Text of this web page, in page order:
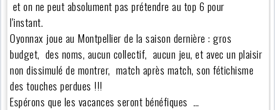
et on ne peut absolument pas prétendre au top 6 pour
l'instant.
Oyonnax joue au Montpellier de la saison dernière : gros
budget, des noms, aucun collectif, aucun jeu, et avec un plaisir
non dissimulé de montrer, match après match, son fétichisme
des touches perdues !!!
Espérons que les vacances seront bénéfiques …